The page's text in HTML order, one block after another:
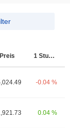
Preis 1 Stunde
-0.04 %
0.04 %